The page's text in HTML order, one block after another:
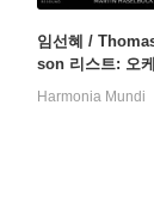
임선혜 /
son 리스트: 오
Harmonia Mundi